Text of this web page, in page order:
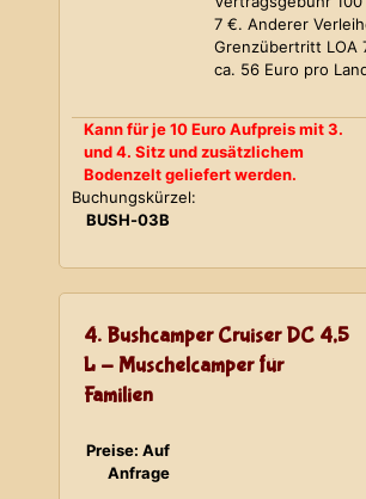
7 €. Anderer
Grenzübertritt LOA
ca. 56 Euro pro
Kann für je 10 Euro Aufpreis mit 3.
und 4. Sitz und zusätzlichem
Bodenzelt geliefert werden.
Buchungskürzel:
BUSH-03B
4. Bushcamper Cruiser DC 4,5
L - Muschelcamper für
Familien
Preise: Auf
Anfrage